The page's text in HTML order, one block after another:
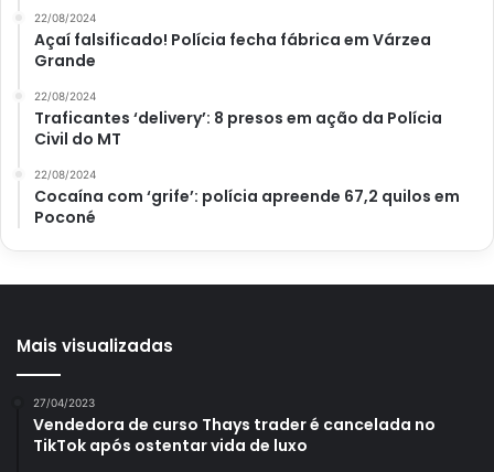
possível economizar sem precisar abrir mão de todos os
nutrientes que elas conferem. A dica, então, é apostar nas
frutas da estação, pois, elas são mais baratas e bem mais
nutritivas.
Agora que você já sabe quais
no cardápio, e como economizar sem deixar de tê-las na
sua mesa, comente aqui no
mais gosta.
Avalie este post post
22/08/2024
Açaí falsificado! Polícia fecha fábrica em Várzea
Grande
22/08/2024
Traficantes ‘delivery’: 8 presos em ação da Polícia
Civil do MT
22/08/2024
Cocaína com ‘grife’: polícia apreende 67,2 quilos em
Poconé
Mais visualizadas
27/04/2023
Vendedora de curso Thays trader é cancelada no
TikTok após ostentar vida de luxo